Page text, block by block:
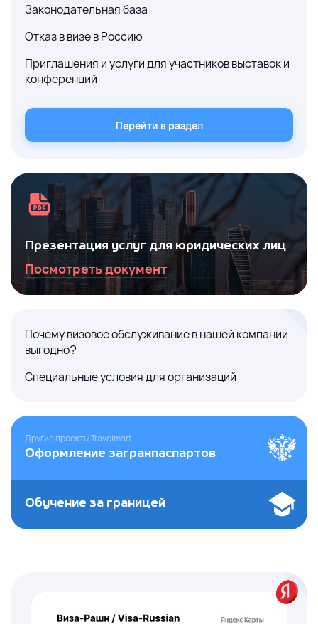
Законодательная база
Отказ в визе в Россию
Приглашения и услуги для участников выставок и
конференций
Перейти в раздел
Презентация услуг для юридических лиц
Посмотреть документ
Почему визовое обслуживание в нашей компании
выгодно?
Специальные условия для организаций
Другие проекты Travelmart
Оформление загранпаспартов
Обучение за границей